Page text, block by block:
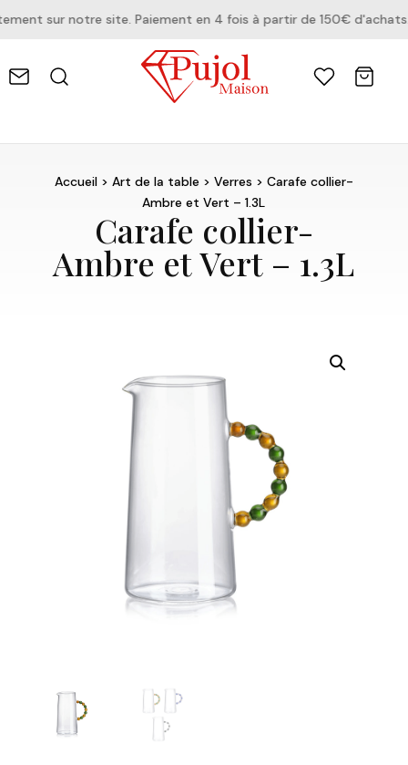
sur notre site. Paiement en 4 fois à partir de 150€ d'achats.
Accueil> Art de la table> Verres > Carafe collier-
Ambre et Vert – 1.3L
Carafe collier-
Ambre et Vert – 1.3L